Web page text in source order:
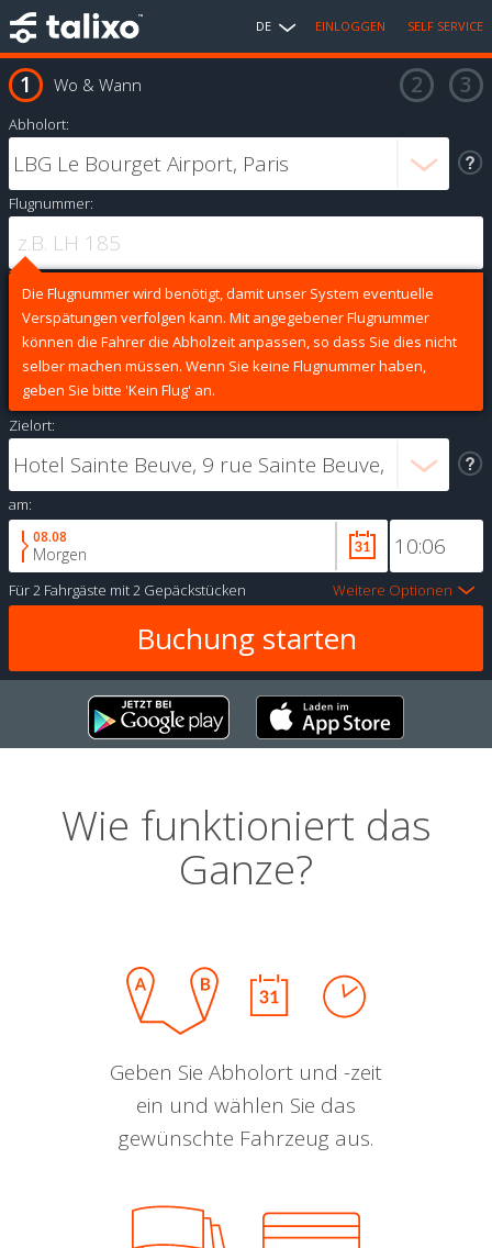
DE EINLOGGEN SELF SERVICE
Wo & Wann
Abholort:
Flugnummer:
Die Flugnummer wird benötigt, damit unser System eventuelle
Verspätungen verfolgen kann. Mit angegebener Flugnummer
können die Fahrer die Abholzeit anpassen, so dass Sie dies nicht
selber machen müssen. Wenn Sie keine Flugnummer haben,
geben Sie bitte 'Kein Flug' an.
Zielort:
am:
08.08
Morgen
Für2 Fahrgäste mit2 Gepäckstücken Weitere Optionen
Wie funktioniert das
Ganze?
Geben Sie Abholort und -zeit
ein und wählen Sie das
gewünschte Fahrzeug aus.